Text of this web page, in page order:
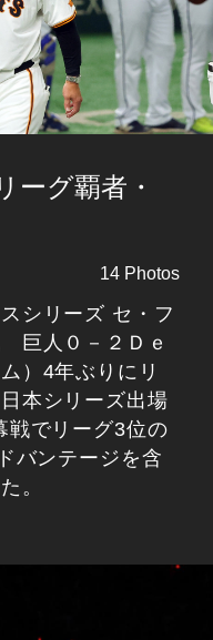
ーグ覇者・
14 Photos
シリーズ セ・フ
巨人０－２Ｄｅ
）4年ぶりにリ
本シリーズ出場
戦でリーグ3位の
バンテージを含
。